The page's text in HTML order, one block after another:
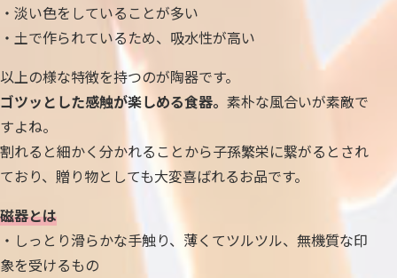
・淡い色をしていることが多い
・土で作られているため、吸水性が高い
以上の様な特徴を持つのが陶器です。
ゴツッとした感触が楽しめる食器。 素朴な風合いが素敵で
すよね。
割れると細かく分かれることから子孫繁栄に繋がるとされ
ており、贈り物としても大変喜ばれるお品です。
磁器とは
・しっとり滑らかな手触り、薄くてツルツル、無機質な印
象を受けるもの